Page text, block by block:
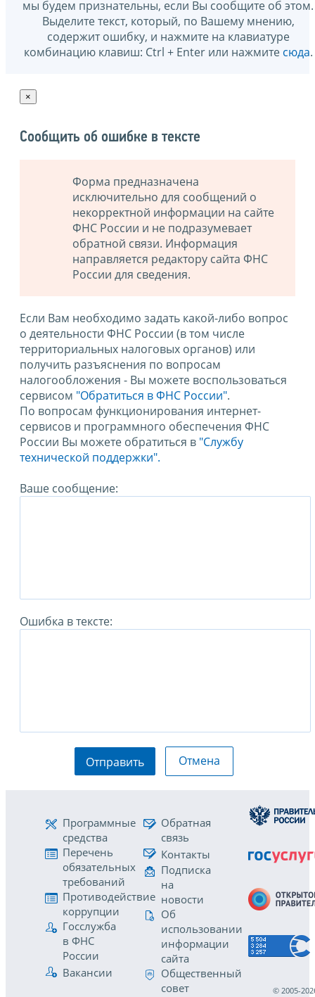
мы будем признательны, если Вы сообщите об этом.
Выделите текст, который, по Вашему мнению,
содержит ошибку, и нажмите на клавиатуре
комбинацию клавиш: Ctrl + Enter или нажмите сюда.
×
Сообщить об ошибке в тексте
Форма предназначена
исключительно для сообщений о
некорректной информации на сайте
ФНС России и не подразумевает
обратной связи. Информация
направляется редактору сайта ФНС
России для сведения.
Если Вам необходимо задать какой-либо вопрос
о деятельности ФНС России (в том числе
территориальных налоговых органов) или
получить разъяснения по вопросам
налогообложения - Вы можете воспользоваться
сервисом "Обратиться в ФНС России".
По вопросам функционирования интернет-
сервисов и программного обеспечения ФНС
России Вы можете обратиться в "Службу
технической поддержки".
Ваше сообщение:
Ошибка в тексте:
Отправить Отмена
Программные
средства
Перечень
обязательных
требований
Противодействие
коррупции
Госслужба
в ФНС
России
Вакансии
Обратная
связь
Контакты
Подписка
на
новости
Об
использовании
информации
сайта
Общественный
совет
© 2005-